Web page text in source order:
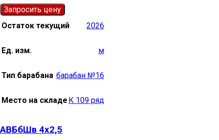
Запросить цену
Остаток текущий
2026
Ед. изм. м
Тип барабана барабан №16
Место на складе К 109 ряд
АВБбШв 4х2,5